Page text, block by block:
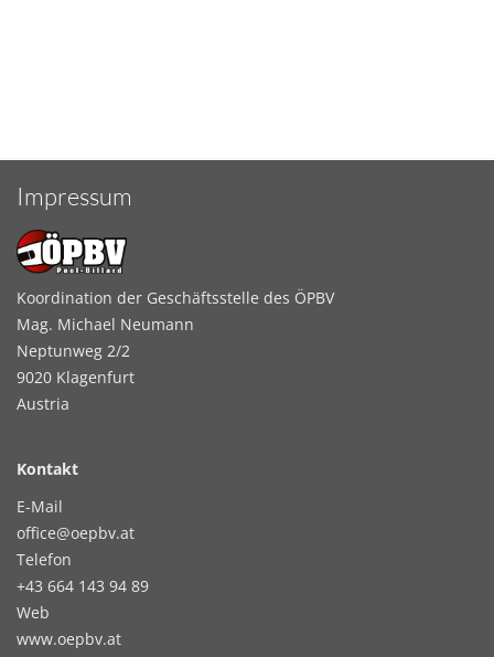
Impressum
Koordination der Geschäftsstelle des ÖPBV
Mag. Michael Neumann
Neptunweg 2/2
9020 Klagenfurt
Austria
Kontakt
E-Mail
office@oepbv.at
Telefon
+43 664 143 94 89
Web
www.oepbv.at